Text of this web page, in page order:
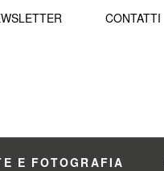
CONTATTI
E FOTOGRAFIA